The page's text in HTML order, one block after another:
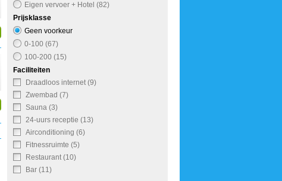
Eigen vervoer + Hotel (82)
Prijsklasse
Geen voorkeur
0-100 (67)
100-200 (15)
Faciliteiten
Draadloos internet (9)
Zwembad (7)
Sauna (3)
24-uurs receptie (13)
Airconditioning (6)
Fitnessruimte (5)
Restaurant (10)
Bar (11)